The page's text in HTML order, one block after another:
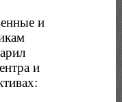
и
и